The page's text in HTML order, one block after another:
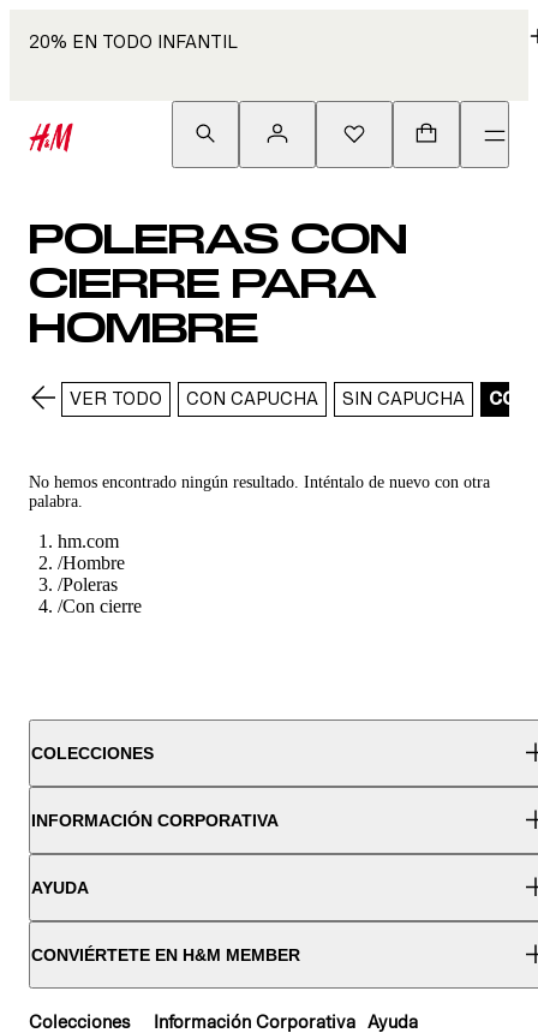
20% EN TODO INFANTIL
POLERAS CON
CIERRE PARA
HOMBRE
VER TODO CON CAPUCHA SIN CAPUCHA CON
No hemos encontrado ningún resultado. Inténtalo de nuevo con otra
palabra.
hm.com
/Hombre
/Poleras
/Con cierre
COLECCIONES
INFORMACIÓN CORPORATIVA
AYUDA
CONVIÉRTETE EN H&M MEMBER
Colecciones Información Corporativa Ayuda